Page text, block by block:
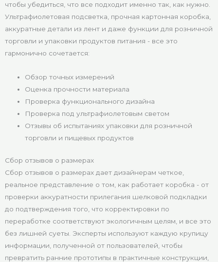
чтобы убедиться, что все подходит именно так, как нужно.
Ультрафиолетовая подсветка, прочная картонная коробка,
аккуратные детали из лент и даже функции для розничной
торговли и упаковки продуктов питания - все это
гармонично сочетается:
Обзор точных измерений
Оценка прочности материала
Проверка функционального дизайна
Проверка под ультрафиолетовым светом
Отзывы об испытаниях упаковки для розничной
торговли и пищевых продуктов
Сбор отзывов о размерах
Сбор отзывов о размерах дает дизайнерам четкое,
реальное представление о том, как работает коробка - от
проверки аккуратности прилегания шелковой подкладки
до подтверждения того, что корректировки по
переработке соответствуют экологичным целям, и все это
без лишней суеты. Эксперты используют каждую крупицу
информации, полученной от пользователей, чтобы
превратить ранние прототипы в практичные конструкции,